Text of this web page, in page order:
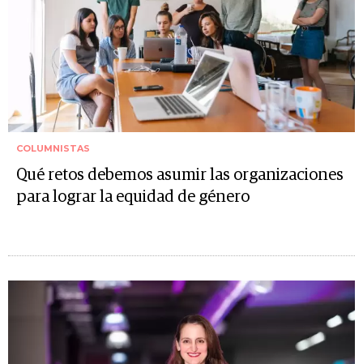
COLUMNISTAS
Qué retos debemos asumir las organizaciones
para lograr la equidad de género